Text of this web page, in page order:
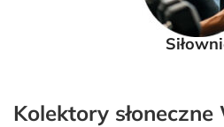
Kolektory